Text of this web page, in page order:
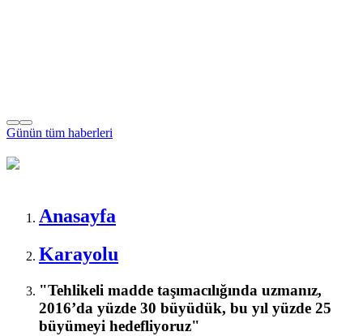
Günün tüm haberleri
Anasayfa
Karayolu
"Tehlikeli madde taşımacılığında uzmanız,
2016’da yüzde 30 büyüdük, bu yıl yüzde 25
büyümeyi hedefliyoruz"